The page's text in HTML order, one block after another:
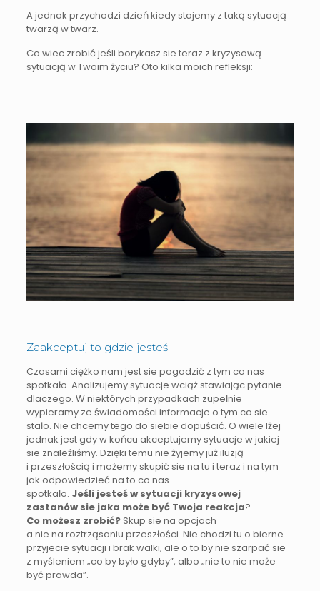
A jednak przychodzi dzień kiedy stajemy z taką sytuacją
twarzą w twarz.
Co wiec zrobić jeśli borykasz sie teraz z kryzysową
sytuacją w Twoim życiu? Oto kilka moich refleksji:
Zaakceptuj to gdzie jesteś
Czasami ciężko nam jest sie pogodzić z tym co nas
spotkało. Analizujemy sytuacje wciąż stawiając pytanie
dlaczego. W niektórych przypadkach zupełnie
wypieramy ze świadomości informacje o tym co sie
stało. Nie chcemy tego do siebie dopuścić. O wiele lżej
jednak jest gdy w końcu akceptujemy sytuacje w jakiej
sie znaleźliśmy. Dzięki temu nie żyjemy już iluzją
i przeszłością i możemy skupić sie na tu i teraz i na tym
jak odpowiedzieć na to co nas
spotkało. Jeśli jesteś w sytuacji kryzysowej
zastanów sie jaka może być Twoja reakcja?
Co możesz zrobić?Skup sie na opcjach
a nie na roztrząsaniu przeszłości. Nie chodzi tu o bierne
przyjecie sytuacji i brak walki, ale o to by nie szarpać sie
z myśleniem „co by było gdyby”, albo „nie to nie może
być prawda”.